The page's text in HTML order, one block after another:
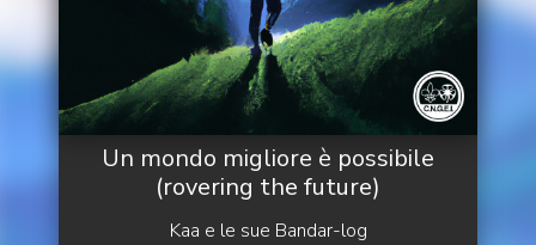
Un mondo migliore è possibile
(rovering the future)
Kaa e le sue Bandar-log